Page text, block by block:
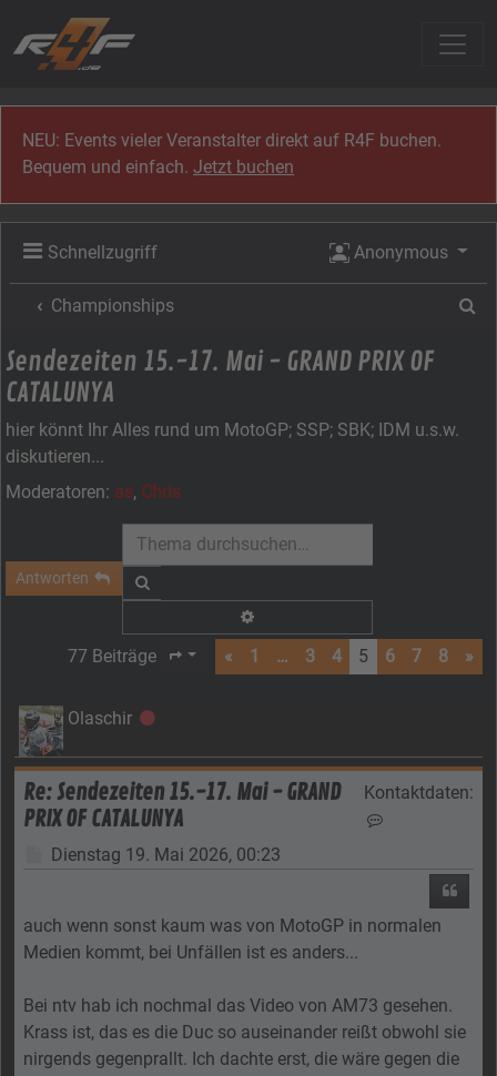
NEU: Events vieler Veranstalter direkt auf R4F buchen.
Bequem und einfach.Jetzt buchen
Schnellzugriff Anonymous
Championships
Sendezeiten 15.-17. Mai - GRAND PRIX OF
CATALUNYA
hier könnt Ihr Alles rund um MotoGP; SSP; SBK; IDM u.s.w.
diskutieren...
Moderatoren: as, Chris
Antworten
77 Beiträge Seite von
« 1 … 3 4 5 6 7 8 »
Olaschir Offline
Re: Sendezeiten 15.-17. Mai - GRAND
PRIX OF CATALUNYA
Kontaktdaten:
Beitrag
Dienstag 19. Mai 2026, 00:23
auch wenn sonst kaum was von MotoGP in normalen
Medien kommt, bei Unfällen ist es anders...
Bei ntv hab ich nochmal das Video von AM73 gesehen.
Krass ist, das es die Duc so auseinander reißt obwohl sie
nirgends gegenprallt. Ich dachte erst, die wäre gegen die